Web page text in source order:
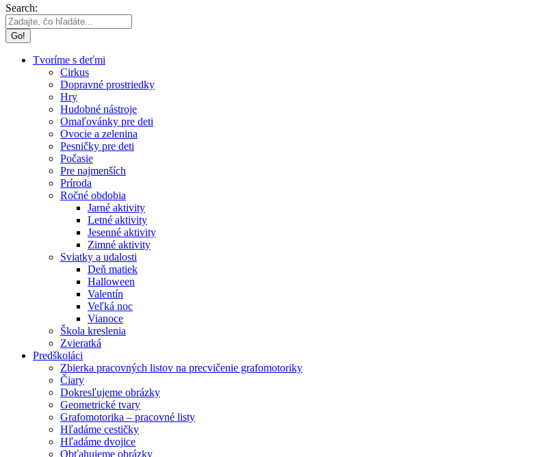
Search:
Tvoríme s deťmi
Cirkus
Dopravné prostriedky
Hry
Hudobné nástroje
Omaľovánky pre deti
Ovocie a zelenina
Pesničky pre deti
Počasie
Pre najmenších
Príroda
Ročné obdobia
Jarné aktivity
Letné aktivity
Jesenné aktivity
Zimné aktivity
Sviatky a udalosti
Deň matiek
Halloween
Valentín
Veľká noc
Vianoce
Škola kreslenia
Zvieratká
Predškoláci
Zbierka pracovných listov na precvičenie grafomotoriky
Čiary
Dokresľujeme obrázky
Geometrické tvary
Grafomotorika – pracovné listy
Hľadáme cestičky
Hľadáme dvojice
Obťahujeme obrázky